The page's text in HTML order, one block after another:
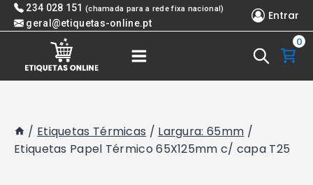
Skip 234 028 151 (chamada para a rede fixa nacional)
geral@etiquetas-online.pt
Entrar
0
/ Etiquetas Térmicas / Largura: 65mm /
Etiquetas Papel Térmico 65X125mm c/ capa T25